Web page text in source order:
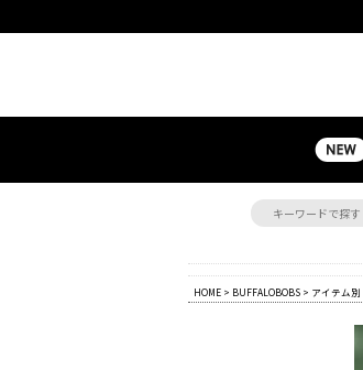
HOME > BUFFALOBOBS > アイテム別